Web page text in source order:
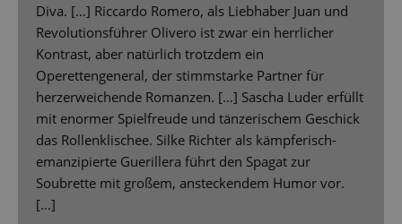
Diva. […] Riccardo Romero, als Liebhaber Juan und
Revolutionsführer Olivero ist zwar ein herrlicher
Kontrast, aber natürlich trotzdem ein
Operettengeneral, der stimmstarke Partner für
herzerweichende Romanzen. […] Sascha Luder erfüllt
mit enormer Spielfreude und tänzerischem Geschick
das Rollenklischee. Silke Richter als kämpferisch-
emanzipierte Guerillera führt den Spagat zur
Soubrette mit großem, ansteckendem Humor vor.
[...]